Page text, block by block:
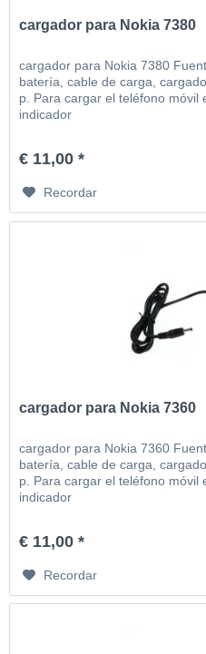
cargador para Nokia 7380
cargador para Nokia 7380
batería, cable de carga,
p. Para cargar el teléfono móvil
indicador
€ 11,00 *
Recordar
cargador para Nokia 7360
cargador para Nokia 7360
batería, cable de carga,
p. Para cargar el teléfono móvil
indicador
€ 11,00 *
Recordar